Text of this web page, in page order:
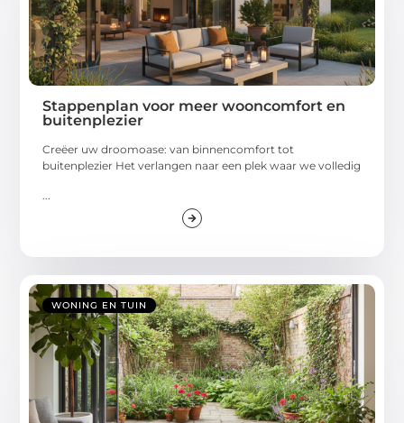
Stappenplan voor meer wooncomfort en
buitenplezier
Creëer uw droomoase: van binnencomfort tot
buitenplezier Het verlangen naar een plek waar we volledig
WONING EN TUIN